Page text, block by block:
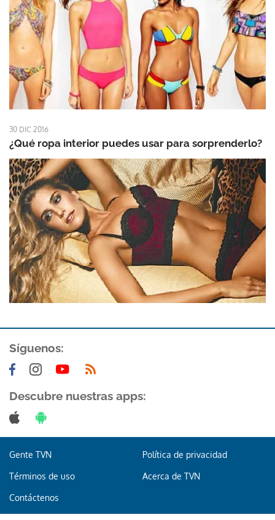
30 DIC 2016
¿Qué ropa interior puedes usar para sorprenderlo?
Síguenos:
Descubre nuestras apps:
Gente TVN Política de privacidad
Términos de uso Acerca de TVN
Contáctenos